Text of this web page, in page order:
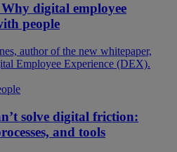
digital employee
people
author of the new whitepaper,
Employee Experience (DEX).
solve digital friction:
and tools